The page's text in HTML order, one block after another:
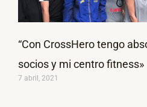
“Con CrossHero tengo
socios y mi centro fitness»
7 abril, 2021